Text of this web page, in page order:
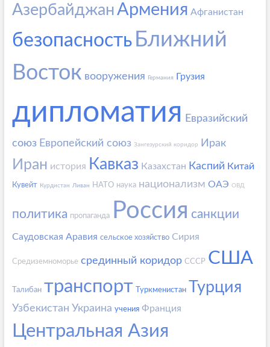
АзербайджанАрмения Афганистан
безопасность Ближний
Восток вооружения Германия Грузия
дипломатия Евразийский
союз Европейский союз Зангезурский коридор Ирак
Иран история Кавказ Казахстан Каспий Китай
Кувейт Курдистан Ливан НАТО наука национализм ОАЭ ОВД
политика пропаганда Россия санкции
Саудовская Аравия сельское хозяйство Сирия
Средиземноморье срединный коридор СССР США
Талибан транспорт Туркменистан Турция
Узбекистан Украина учения Франция
Центральная Азия